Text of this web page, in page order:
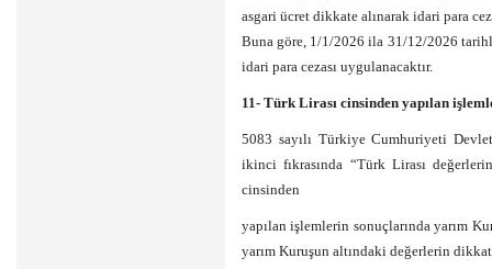
asgari ücret dikkate alınarak idari para
Buna göre, 1/1/2026 ila 31/12/2026
idari para cezası uygulanacaktır.
11- Türk Lirası cinsinden yapılan
5083 sayılı Türkiye Cumhuriyeti
ikinci fıkrasında “Türk Lirası
cinsinden
yapılan işlemlerin sonuçlarında yarım
yarım Kuruşun altındaki değerlerin